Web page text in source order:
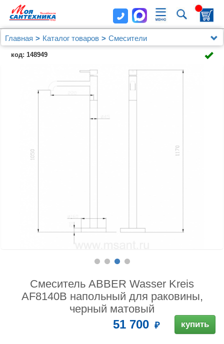
Главная Каталог товаров
Смесители
Смеситель ABBER Wasser Kreis AF8140B напольный
для раковины, черный матовый
код: 148949
Смеситель ABBER Wasser Kreis
AF8140B напольный для раковины,
черный матовый
51 700 купить